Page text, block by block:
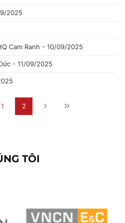
2025
Cam Ranh - 10/09/2025
- 11/09/2025
1 2
TÔI